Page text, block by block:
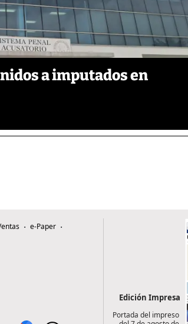
a imputados en
e-Paper
Edición Impresa
Portada del impreso